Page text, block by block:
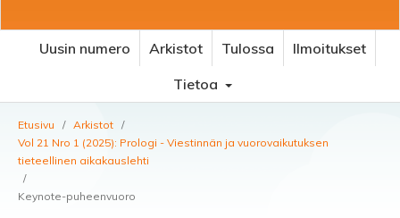
Uusin numero Arkistot Tulossa
Ilmoitukset
Tietoa
Etusivu / Arkistot /
Vol 21 Nro 1 (2025): Prologi - Viestinnän ja vuorovaikutuksen
tieteellinen aikakauslehti
/
Keynote-puheenvuoro